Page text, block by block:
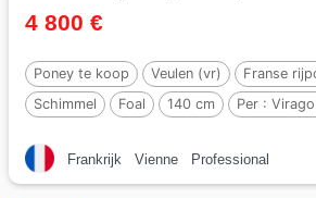
4 800 €
Poney te koop Veulen (vr)
Franse
Schimmel
Foal 140 cm Per :
Frankrijk Vienne Professional